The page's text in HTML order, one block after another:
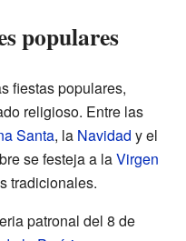
populares
fiestas populares,
religioso. Entre las
Santa, la Navidad y el
se festeja a laVirgen
tradicionales.
patronal del 8 de